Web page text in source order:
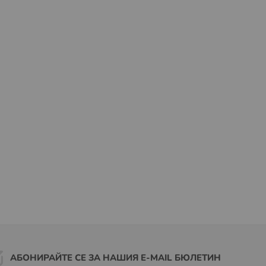
АБОНИРАЙТЕ СЕ ЗА НАШИЯ E-MAIL БЮЛЕТИН